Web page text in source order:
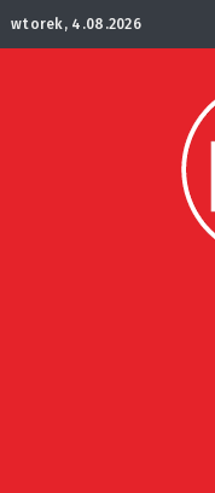
wtorek, 4.08.2026